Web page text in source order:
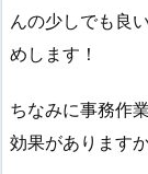
んの少しでも良
めします！
ちなみに事務作
効果があります